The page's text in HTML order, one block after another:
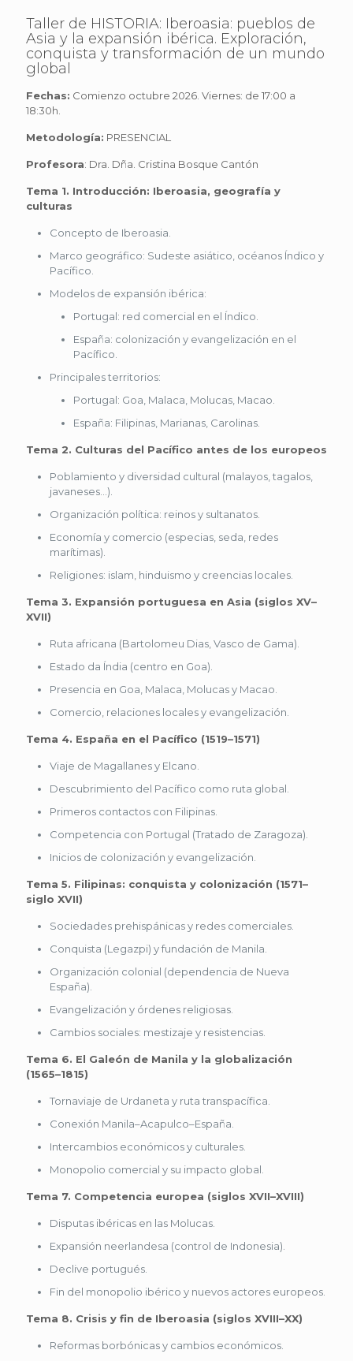
Taller de HISTORIA: Iberoasia: pueblos de
Asia y la expansión ibérica. Exploración,
conquista y transformación de un mundo
global
Fechas: Comienzo octubre 2026. Viernes: de 17:00 a
18:30h.
Metodología: PRESENCIAL
Profesora: Dra. Dña. Cristina Bosque Cantón
Tema 1. Introducción: Iberoasia, geografía y
culturas
Concepto de Iberoasia.
Marco geográfico: Sudeste asiático, océanos Índico y
Pacífico.
Modelos de expansión ibérica:
Portugal: red comercial en el Índico.
España: colonización y evangelización en el
Pacífico.
Principales territorios:
Portugal: Goa, Malaca, Molucas, Macao.
España: Filipinas, Marianas, Carolinas.
Tema 2. Culturas del Pacífico antes de los europeos
Poblamiento y diversidad cultural (malayos, tagalos,
javaneses…).
Organización política: reinos y sultanatos.
Economía y comercio (especias, seda, redes
marítimas).
Religiones: islam, hinduismo y creencias locales.
Tema 3. Expansión portuguesa en Asia (siglos XV–
XVII)
Ruta africana (Bartolomeu Dias, Vasco de Gama).
Estado da Índia (centro en Goa).
Presencia en Goa, Malaca, Molucas y Macao.
Comercio, relaciones locales y evangelización.
Tema 4. España en el Pacífico (1519–1571)
Viaje de Magallanes y Elcano.
Descubrimiento del Pacífico como ruta global.
Primeros contactos con Filipinas.
Competencia con Portugal (Tratado de Zaragoza).
Inicios de colonización y evangelización.
Tema 5. Filipinas: conquista y colonización (1571–
siglo XVII)
Sociedades prehispánicas y redes comerciales.
Conquista (Legazpi) y fundación de Manila.
Organización colonial (dependencia de Nueva
España).
Evangelización y órdenes religiosas.
Cambios sociales: mestizaje y resistencias.
Tema 6. El Galeón de Manila y la globalización
(1565–1815)
Tornaviaje de Urdaneta y ruta transpacífica.
Conexión Manila–Acapulco–España.
Intercambios económicos y culturales.
Monopolio comercial y su impacto global.
Tema 7. Competencia europea (siglos XVII–XVIII)
Disputas ibéricas en las Molucas.
Expansión neerlandesa (control de Indonesia).
Declive portugués.
Fin del monopolio ibérico y nuevos actores europeos.
Tema 8. Crisis y fin de Iberoasia (siglos XVIII–XX)
Reformas borbónicas y cambios económicos.